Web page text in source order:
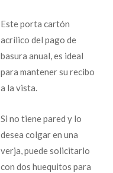
Este porta cartón
acrílico del pago de
basura anual, es ideal
para mantener su recibo
a la vista.
Si no tiene pared y lo
desea colgar en una
verja, puede solicitarlo
con dos huequitos para